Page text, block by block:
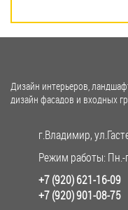
Дизайн интерьеров,
дизайн фасадов и входных
г.Владимир,
Режим работы: Пн.-
+7 (920) 621-16-09
+7 (920) 901-08-75